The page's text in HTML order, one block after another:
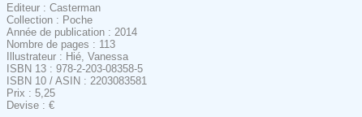
Editeur : Casterman
Collection : Poche
Année de publication : 2014
Nombre de pages : 113
Illustrateur : Hié, Vanessa
ISBN 13 : 978-2-203-08358-5
ISBN 10 / ASIN : 2203083581
Prix : 5,25
Devise : €